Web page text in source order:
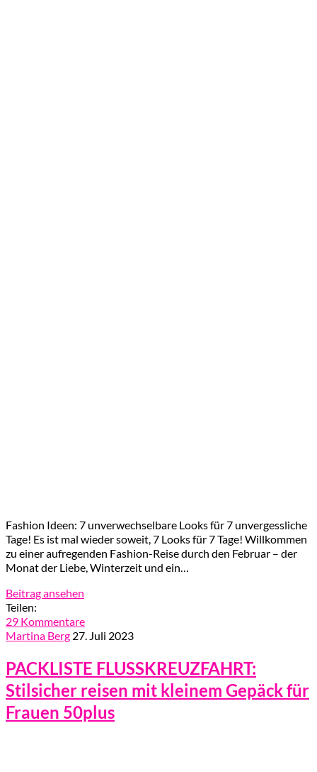
Fashion Ideen: 7 unverwechselbare Looks für 7 unvergessliche
Tage! Es ist mal wieder soweit, 7 Looks für 7 Tage! Willkommen
zu einer aufregenden Fashion-Reise durch den Februar – der
Monat der Liebe, Winterzeit und ein…
Beitrag ansehen
Teilen:
29 Kommentare
Martina Berg 27. Juli 2023
PACKLISTE FLUSSKREUZFAHRT:
Stilsicher reisen mit kleinem Gepäck für
Frauen 50plus